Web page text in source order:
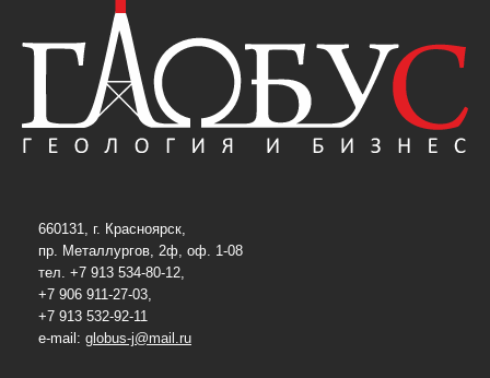
660131, г. Красноярск,
пр. Металлургов, 2ф, оф. 1-08
тел. +7 913 534-80-12,
+7 906 911-27-03,
+7 913 532-92-11
e-mail: globus-j@mail.ru